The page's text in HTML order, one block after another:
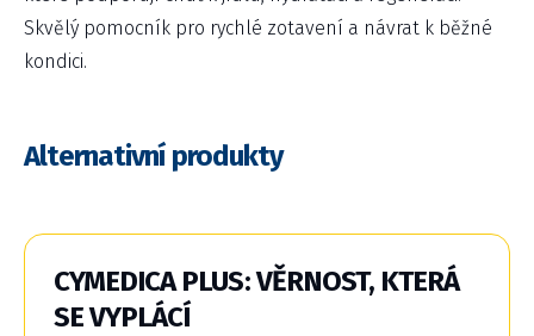
Skvělý pomocník pro rychlé zotavení a návrat k běžné
kondici.
Alternativní produkty
CYMEDICA PLUS: VĚRNOST, KTERÁ
SE VYPLÁCÍ